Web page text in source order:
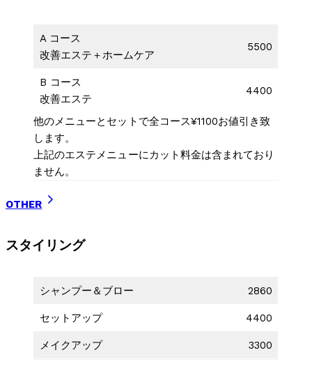
A コース
改善エステ＋ホームケア
5500
B コース
改善エステ
4400
他のメニューとセットで全コース¥1100お値引き致
します。
上記のエステメニューにカット料金は含まれており
ません。
OTHER
スタイリング
シャンプー＆ブロー 2860
セットアップ 4400
メイクアップ 3300